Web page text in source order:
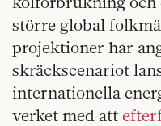
större global
projektioner har
skräckscenariot
internationella
verket med att